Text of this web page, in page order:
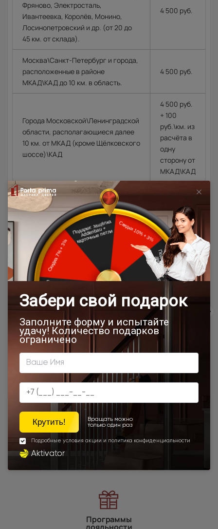
Фряново, Электросталь,
Ивантеевка, Королёв, Монино,
Лосинопетровский и др. (от 20 до
45 км. от склада).
4 500 руб.
Москва\Санкт-Петербург и города,
расположенные в районе
МКАД\КАД до 10 км. в область.
4 500 руб.
Города Московской\Ленинградской
области, располагающиеся далее
10 км. от МКАД (кроме Щёлковского
шоссе)\КАД
4 500 руб.
+ 100
руб.\км. из
расчёта в
одну
сторону от
МКАД\КАД
Доставка в регионы осуществляется по тарифам нашего
дилера в данном регионе или, при заказе через запрос с
сайта, отдельно рассчитывается менеджером интернет-
магазина.
Подробная информация о доставке
Товар относится к категориям:
500x1900 Межкомнатные двери 55х190 см
Двери модерн
Стильные современные межкомнатные двери
600x2000 700x1900 700x2000 900x2000
800х1950 800x2000 900x2200 600x1950
500x1950
450x2000
700x2200
Двери межкомнатные 1000х2000 мм
Наши преимущества
Программы